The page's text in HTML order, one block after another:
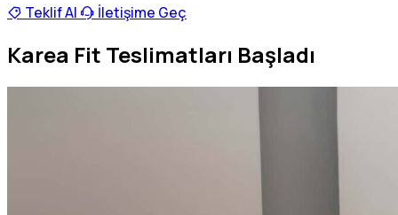
Teklif Al
İletişime Geç
Karea Fit Teslimatları Başladı